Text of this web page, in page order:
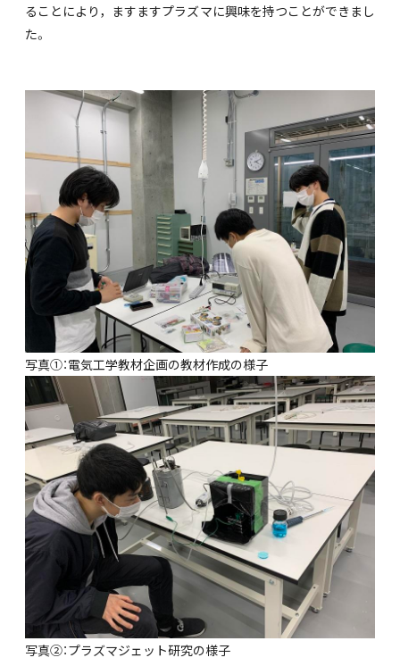
ることにより，ますますプラズマに興味を持つことができまし
た。
写真①：電気工学教材企画の教材作成の様子
写真②：プラズマジェット研究の様子